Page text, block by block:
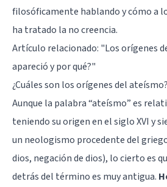
filosóficamente hablando y cómo a
ha tratado la no creencia.
Artículo relacionado: "Los orígenes
apareció y por qué?"
¿Cuáles son los orígenes del ateísmo?
Aunque la palabra “ateísmo” es
teniendo su origen en el siglo XVI y
un neologismo procedente del
dios, negación de dios), lo cierto es
detrás del término es muy antigua.